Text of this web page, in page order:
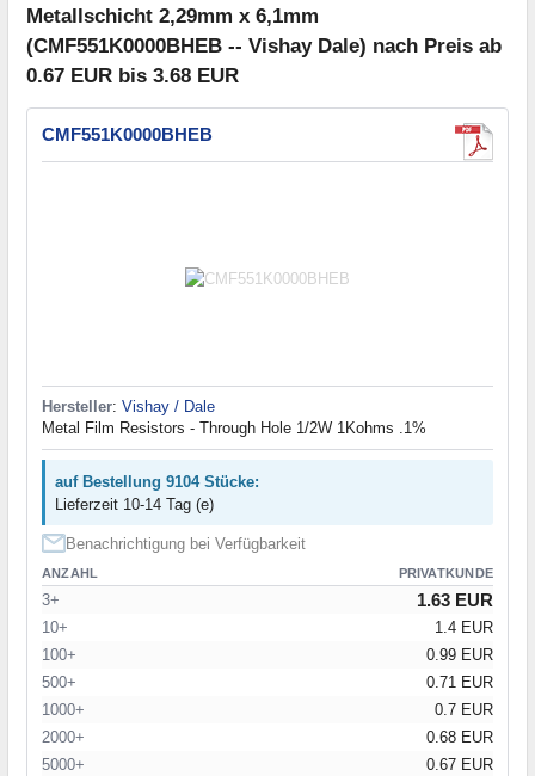
Metallschicht 2,29mm x 6,1mm
(CMF551K0000BHEB -- Vishay Dale) nach Preis ab
0.67 EUR bis 3.68 EUR
CMF551K0000BHEB
Hersteller: Vishay / Dale
Metal Film Resistors - Through Hole 1/2W 1Kohms .1%
auf Bestellung 9104 Stücke:
Lieferzeit 10-14 Tag (e)
Benachrichtigung bei Verfügbarkeit
ANZAHL PRIVATKUNDE
3+ 1.63 EUR
10+
1.4 EUR
100+
0.99 EUR
500+
0.71 EUR
1000+
0.7 EUR
2000+
0.68 EUR
5000+
0.67 EUR